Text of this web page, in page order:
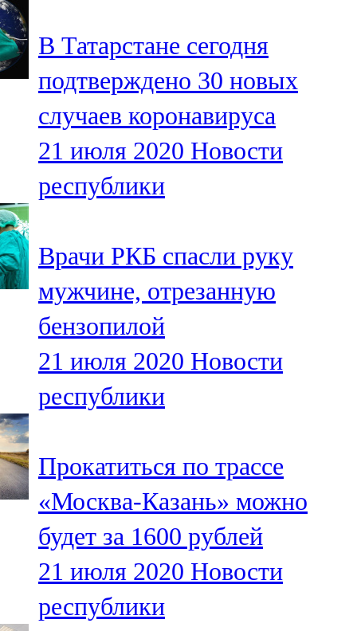
106,2 FM
Минзәлә
107,3 FM
Мөслим
100,0 FM
104,7 FM
Олы Әтнә
71,42 FM
Сарман
107,8 FM
106,1 FM
Түбән Кама
102,6 FM
Чирмешән
107,7 FM
В Татарстане сегодня
подтверждено 30 новых
случаев коронавируса
21 июля 2020 Новости
республики
Врачи РКБ спасли руку
мужчине, отрезанную
бензопилой
21 июля 2020 Новости
республики
Прокатиться по трассе
«Москва-Казань» можно
будет за 1600 рублей
21 июля 2020 Новости
республики